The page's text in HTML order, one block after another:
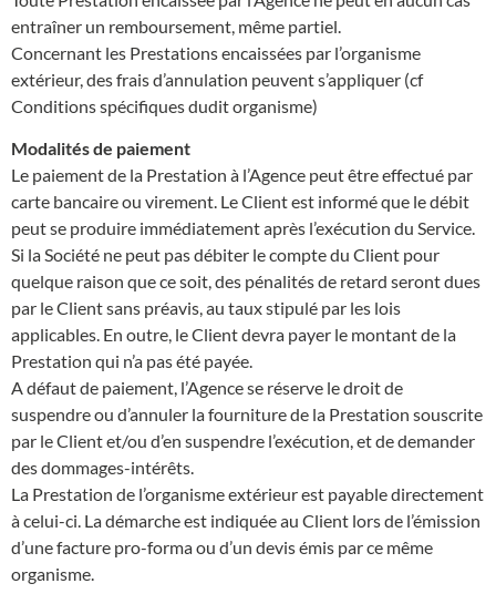
entraîner un remboursement, même partiel.
Concernant les Prestations encaissées par l’organisme
extérieur, des frais d’annulation peuvent s’appliquer (cf
Conditions spécifiques dudit organisme)
Modalités de paiement
Le paiement de la Prestation à l’Agence peut être effectué par
carte bancaire ou virement. Le Client est informé que le débit
peut se produire immédiatement après l’exécution du Service.
Si la Société ne peut pas débiter le compte du Client pour
quelque raison que ce soit, des pénalités de retard seront dues
par le Client sans préavis, au taux stipulé par les lois
applicables. En outre, le Client devra payer le montant de la
Prestation qui n’a pas été payée.
A défaut de paiement, l’Agence se réserve le droit de
suspendre ou d’annuler la fourniture de la Prestation souscrite
par le Client et/ou d’en suspendre l’exécution, et de demander
des dommages-intérêts.
La Prestation de l’organisme extérieur est payable directement
à celui-ci. La démarche est indiquée au Client lors de l’émission
d’une facture pro-forma ou d’un devis émis par ce même
organisme.